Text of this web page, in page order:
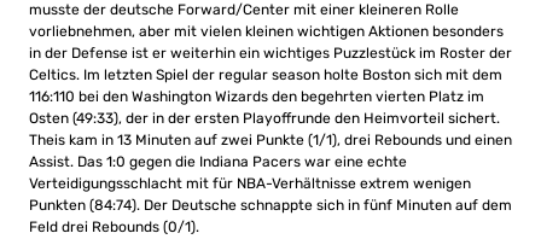
musste der deutsche Forward/Center mit einer kleineren Rolle
vorliebnehmen, aber mit vielen kleinen wichtigen Aktionen besonders
in der Defense ist er weiterhin ein wichtiges Puzzlestück im Roster der
Celtics. Im letzten Spiel der regular season holte Boston sich mit dem
116:110 bei den Washington Wizards den begehrten vierten Platz im
Osten (49:33), der in der ersten Playoffrunde den Heimvorteil sichert.
Theis kam in 13 Minuten auf zwei Punkte (1/1), drei Rebounds und einen
Assist. Das 1:0 gegen die Indiana Pacers war eine echte
Verteidigungsschlacht mit für NBA-Verhältnisse extrem wenigen
Punkten (84:74). Der Deutsche schnappte sich in fünf Minuten auf dem
Feld drei Rebounds (0/1).